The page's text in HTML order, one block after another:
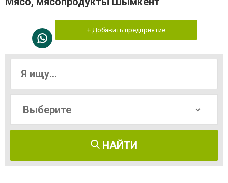
+ Добавить предприятие
НАЙТИ